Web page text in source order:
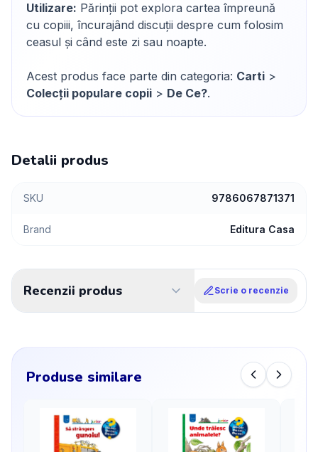
Utilizare: Părinții pot explora cartea împreună
cu copiii, încurajând discuții despre cum folosim
ceasul și când este zi sau noapte.
Acest produs face parte din categoria: Carti >
Colecții populare copii > De Ce?.
Detalii produs
SKU 9786067871371
Brand Editura Casa
Recenzii produs Scrie o recenzie
Produse similare